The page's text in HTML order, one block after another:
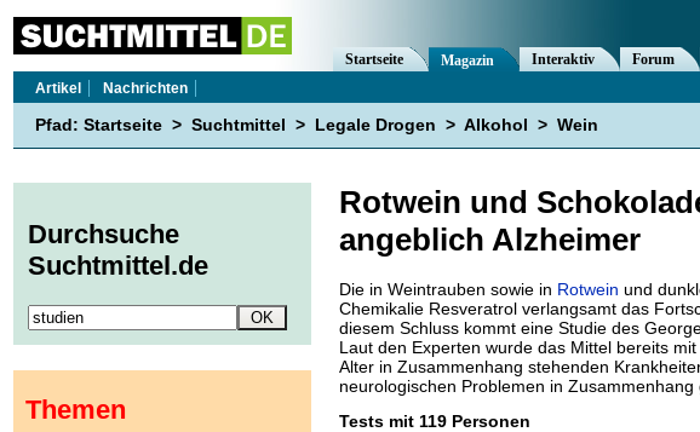
Rotwein und
angeblich Alzheimer
Die in Weintrauben sowie in Rotwein und
Chemikalie Resveratrol verlangsamt das
diesem Schluss kommt eine Studie des
Laut den Experten wurde das Mittel bereits
Alter in Zusammenhang stehenden
neurologischen Problemen in Zusammenhang
Tests mit 119 Personen
Startseite Magazin Interaktiv Forum
Artikel
Nachrichten
Pfad: Startseite > Suchtmittel > Legale Drogen > Alkohol > Wein
Durchsuche
Suchtmittel.de
Themen